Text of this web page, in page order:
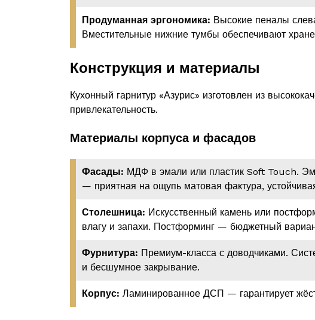
Продуманная эргономика: Высокие пеналы
Вместительные нижние тумбы обеспечивают
Конструкция и материалы
Кухонный гарнитур «Азурис» изготовлен из
привлекательность.
Материалы корпуса и фасадов
Фасады: МДФ в эмали или пластик Soft Touch.
— приятная на ощупь матовая фактура,
Столешница: Искусственный камень или
влагу и запахи. Постформинг — бюджетный
Фурнитура: Премиум-класса с доводчиками.
и бесшумное закрывание.
Корпус: Ламинированное ДСП — гарантирует